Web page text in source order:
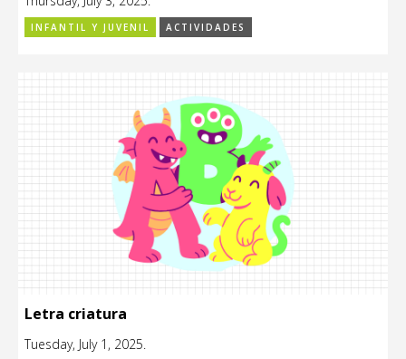
INFANTIL Y JUVENIL ACTIVIDADES
Letra criatura
Tuesday, July 1, 2025.